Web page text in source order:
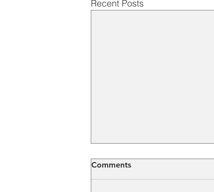
Recent Posts
Comments